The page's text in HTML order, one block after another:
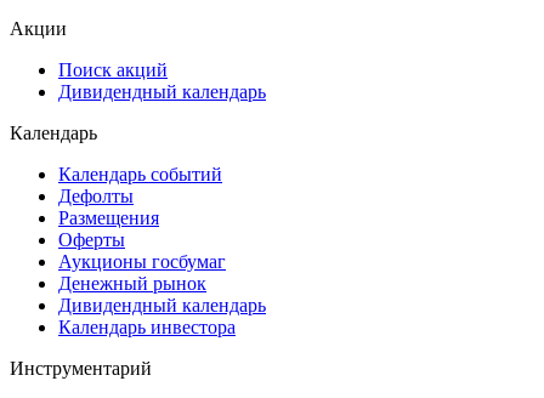
Акции
Поиск акций
Дивидендный календарь
Календарь
Календарь событий
Дефолты
Размещения
Оферты
Аукционы госбумаг
Денежный рынок
Дивидендный календарь
Календарь инвестора
Инструментарий